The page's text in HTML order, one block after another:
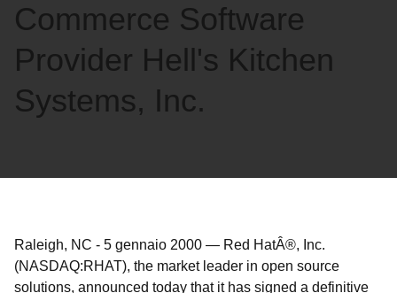
Commerce Software
Provider Hell's Kitchen
Systems, Inc.
Raleigh, NC - 5 gennaio 2000 — Red HatÂ®, Inc.
(NASDAQ:RHAT), the market leader in open source
solutions, announced today that it has signed a definitive